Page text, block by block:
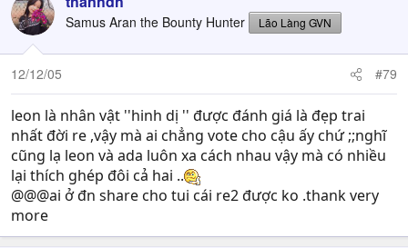
Samus Aran the Bounty Hunter Lão Làng GVN
12/12/05 #79
leon là nhân vật ''hinh dị '' được đánh giá là đẹp trai
nhất đời re ,vậy mà ai chẳng vote cho cậu ấy chứ ;;nghĩ
cũng lạ leon và ada luôn xa cách nhau vậy mà có nhiều
lại thích ghép đôi cả hai ..
@@@ai ở đn share cho tui cái re2 được ko .thank very
more